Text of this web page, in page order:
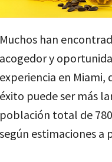
Muchos han
acogedor y
experiencia en Miami,
éxito puede ser más
población total de
según estimaciones a